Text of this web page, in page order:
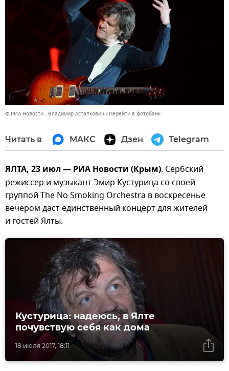
© РИА Новости . Владимир Астапкович Перейти в фотобанк
Читать в МАКС Дзен Telegram
ЯЛТА, 23 июл — РИА Новости (Крым). Сербский
режиссер и музыкант Эмир Кустурица со своей
группой The No Smoking Orchestra в воскресенье
вечером даст единственный концерт для жителей
и гостей Ялты.
18 июля 2017, 18:11
Кустурица: надеюсь, в Ялте
почувствую себя как дома